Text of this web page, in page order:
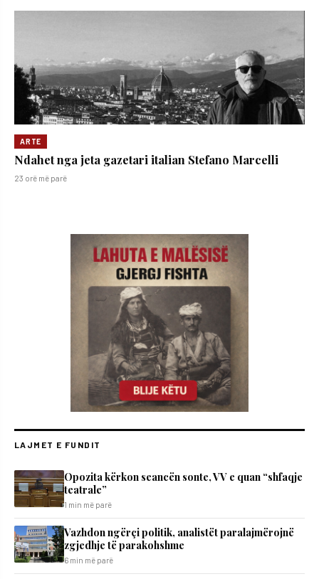
ARTE
Ndahet nga jeta gazetari italian Stefano Marcelli
23 orë më parë
LAJMET E FUNDIT
Opozita kërkon seancën sonte, VV e quan “shfaqje
teatrale”
1 min më parë
Vazhdon ngërçi politik, analistët paralajmërojnë
zgjedhje të parakohshme
6 min më parë